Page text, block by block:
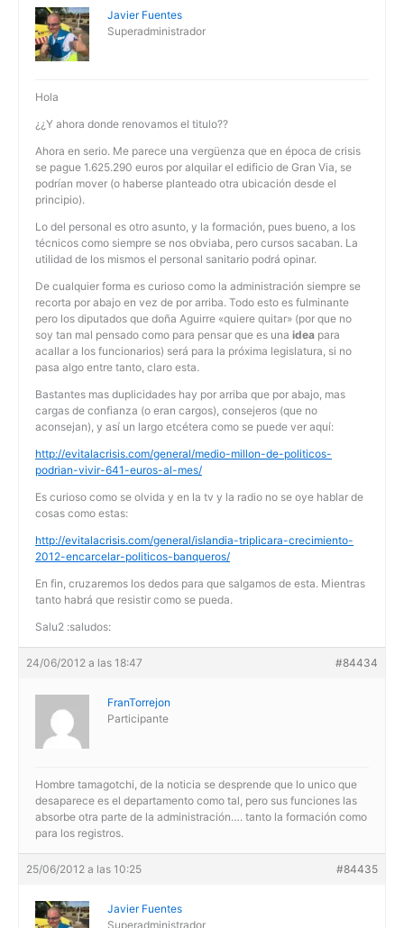
Javier Fuentes
Superadministrador
Hola
¿¿Y ahora donde renovamos el titulo??
Ahora en serio. Me parece una vergüenza que en época de crisis
se pague 1.625.290 euros por alquilar el edificio de Gran Via, se
podrían mover (o haberse planteado otra ubicación desde el
principio).
Lo del personal es otro asunto, y la formación, pues bueno, a los
técnicos como siempre se nos obviaba, pero cursos sacaban. La
utilidad de los mismos el personal sanitario podrá opinar.
De cualquier forma es curioso como la administración siempre se
recorta por abajo en vez de por arriba. Todo esto es fulminante
pero los diputados que doña Aguirre «quiere quitar» (por que no
soy tan mal pensado como para pensar que es una idea para
acallar a los funcionarios) será para la próxima legislatura, si no
pasa algo entre tanto, claro esta.
Bastantes mas duplicidades hay por arriba que por abajo, mas
cargas de confianza (o eran cargos), consejeros (que no
aconsejan), y así un largo etcétera como se puede ver aquí:
http://evitalacrisis.com/general/medio-millon-de-politicos-
podrian-vivir-641-euros-al-mes/
Es curioso como se olvida y en la tv y la radio no se oye hablar de
cosas como estas:
http://evitalacrisis.com/general/islandia-triplicara-crecimiento-
2012-encarcelar-politicos-banqueros/
En fin, cruzaremos los dedos para que salgamos de esta. Mientras
tanto habrá que resistir como se pueda.
Salu2 :saludos:
24/06/2012 a las 18:47 #84434
FranTorrejon
Participante
Hombre tamagotchi, de la noticia se desprende que lo unico que
desaparece es el departamento como tal, pero sus funciones las
absorbe otra parte de la administración…. tanto la formación como
para los registros.
25/06/2012 a las 10:25 #84435
Javier Fuentes
Superadministrador